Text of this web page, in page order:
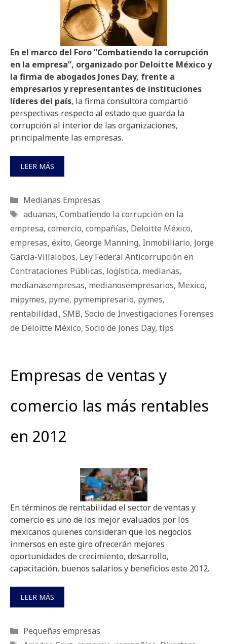
En el marco del Foro “Combatiendo la corrupción
en la empresa”, organizado por Deloitte México y
la firma de abogados Jones Day, frente a
empresarios y representantes de instituciones
líderes del país, la firma consultora compartió
perspectivas respecto al estado que guarda la
corrupción al interior de las organizaciones,
principalmente las empresas.
LEER MÁS
Categorías
Medianas Empresas
Etiquetas
aduanas, Combatiendo la corrupción en la
empresa, comercio, compañías, Deloitte México,
empresas, éxito, George Manning, Inmobiliario, Jorge
García-Villalobos, Ley Federal Anticorrupción en
Contrataciones Públicas, logística, medianas,
medianasempresas, medianosempresarios, Mexico,
mipymes, pyme, pymempresario, pymes,
rentabilidad., SMB, Socio de Investigaciones Forenses
de Deloitte México, Socio de Jones Day, tips
Empresas de ventas y
comercio las más rentables
en 2012
En términos de rentabilidad el sector de ventas y
comercio es uno de los mejor evaluados por los
mexicanos quienes consideran que los negocios
inmersos en este giro ofrecerán mejores
oportunidades de crecimiento, desarrollo,
capacitación, buenos salarios y beneficios este 2012.
LEER MÁS
Categorías
Pequeñas empresas